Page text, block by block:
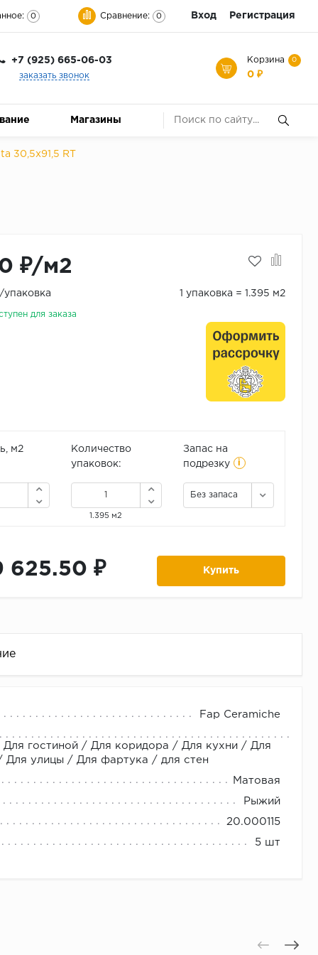
0 Сравнение: 0 Вход Регистрация
+7 (925) 665-06-03
заказать звонок
Корзина 0
0 ₽
Магазины
30,5x91,5 RT
₽/м2
1 упаковка = 1.395 м2
для заказа
м2
Количество
упаковок:
1.395 м2
Запас на
подрезку
i
Без запаса
625.50 ₽ Купить
Fap Ceramiche
гостиной / Для коридора / Для кухни / Для
улицы / Для фартука / для стен
Матовая
Рыжий
20.000115
5 шт